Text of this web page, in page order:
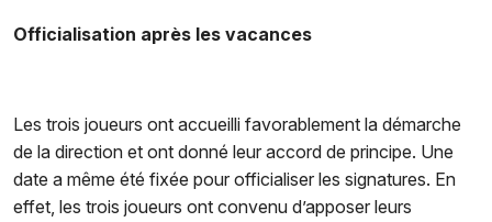
Officialisation après les vacances
Les trois joueurs ont accueilli favorablement la démarche
de la direction et ont donné leur accord de principe. Une
date a même été fixée pour officialiser les signatures. En
effet, les trois joueurs ont convenu d’apposer leurs